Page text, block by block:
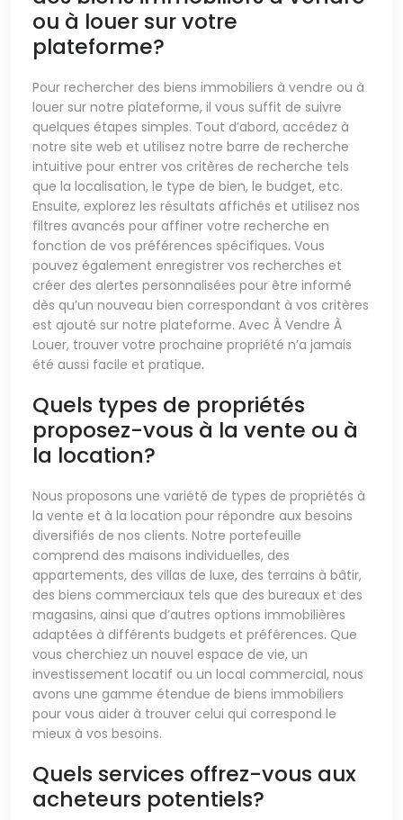
ou à louer sur votre
plateforme?
Pour rechercher des biens immobiliers à vendre ou à
louer sur notre plateforme, il vous suffit de suivre
quelques étapes simples. Tout d’abord, accédez à
notre site web et utilisez notre barre de recherche
intuitive pour entrer vos critères de recherche tels
que la localisation, le type de bien, le budget, etc.
Ensuite, explorez les résultats affichés et utilisez nos
filtres avancés pour affiner votre recherche en
fonction de vos préférences spécifiques. Vous
pouvez également enregistrer vos recherches et
créer des alertes personnalisées pour être informé
dès qu’un nouveau bien correspondant à vos critères
est ajouté sur notre plateforme. Avec À Vendre À
Louer, trouver votre prochaine propriété n’a jamais
été aussi facile et pratique.
Quels types de propriétés
proposez-vous à la vente ou à
la location?
Nous proposons une variété de types de propriétés à
la vente et à la location pour répondre aux besoins
diversifiés de nos clients. Notre portefeuille
comprend des maisons individuelles, des
appartements, des villas de luxe, des terrains à bâtir,
des biens commerciaux tels que des bureaux et des
magasins, ainsi que d’autres options immobilières
adaptées à différents budgets et préférences. Que
vous cherchiez un nouvel espace de vie, un
investissement locatif ou un local commercial, nous
avons une gamme étendue de biens immobiliers
pour vous aider à trouver celui qui correspond le
mieux à vos besoins.
Quels services offrez-vous aux
acheteurs potentiels?